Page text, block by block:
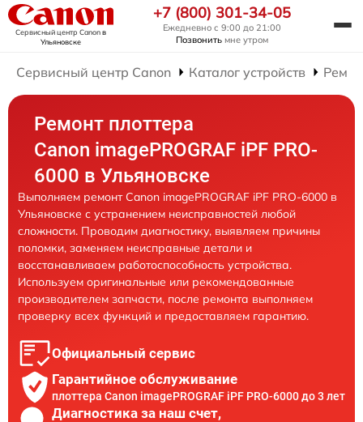
Сервисный центр Canonв
Ульяновске
+7 (800) 301-34-05
Ежедневно с 9:00 до 21:00
Позвонить мне утром
Сервисный центр Canon Каталог устройств
Ремонт плоттера
Canon imagePROGRAF iPF PRO-
6000 в Ульяновске
Выполняем ремонт Canon imagePROGRAF iPF PRO-6000 в
Ульяновске с устранением неисправностей любой
сложности. Проводим диагностику, выявляем причины
поломки, заменяем неисправные детали и
восстанавливаем работоспособность устройства.
Используем оригинальные или рекомендованные
производителем запчасти, после ремонта выполняем
проверку всех функций и предоставляем гарантию.
Официальный сервис
Гарантийное обслуживание
плоттера Canon imagePROGRAF iPF PRO-6000 до 3 лет
Диагностика за наш счет,